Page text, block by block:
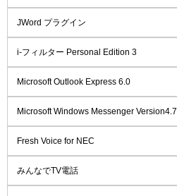
JWord プラグイン
i-フィルター Personal Edition 3
Microsoft Outlook Express 6.0
Microsoft Windows Messenger Version4.7
Fresh Voice for NEC
みんなでTV電話